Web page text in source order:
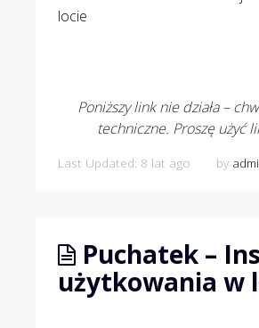
locie
Poniższy link nie działa –
techniczne. Proszę użyć
Last Updated: 8 lat ago by
Puchatek –
użytkowania w